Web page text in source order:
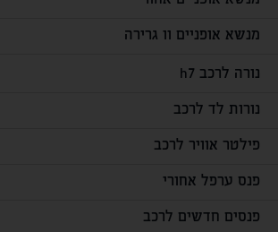
מנשא אופניים וו גרירה
נורה לרכב h7
נורות לד לרכב
פילטר אוויר לרכב
פנס ערפל אחורי
פנסים חדשים לרכב